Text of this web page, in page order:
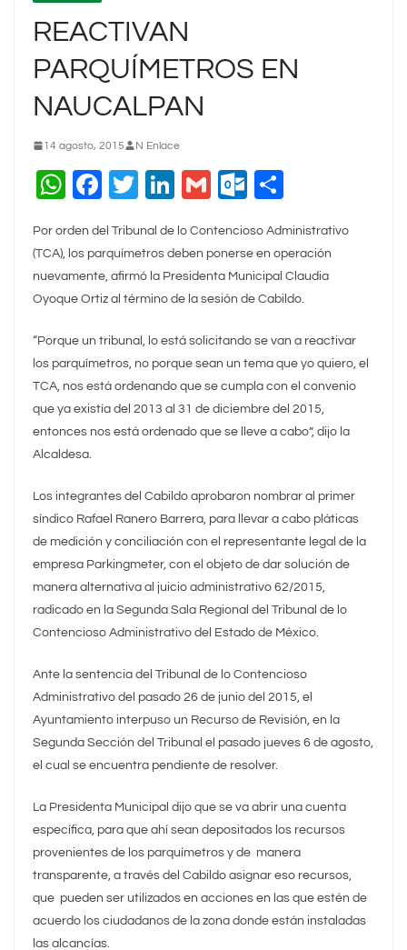
REACTIVAN
PARQUÍMETROS EN
NAUCALPAN
14 agosto, 2015 N Enlace
W
at
s
A
p
F
c
e
b
o
o
k
T
tt
er
Li
k
e
dI
n
G
ai
l
O
lo
o
k.
o
m
m
p
ar
Por orden del Tribunal de lo Contencioso Administrativo
(TCA), los parquímetros deben ponerse en operación
nuevamente, afirmó la Presidenta Municipal Claudia
Oyoque Ortiz al término de la sesión de Cabildo.
“Porque un tribunal, lo está solicitando se van a reactivar
los parquímetros, no porque sean un tema que yo quiero, el
TCA, nos está ordenando que se cumpla con el convenio
que ya existía del 2013 al 31 de diciembre del 2015,
entonces nos está ordenado que se lleve a cabo”, dijo la
Alcaldesa.
Los integrantes del Cabildo aprobaron nombrar al primer
síndico Rafael Ranero Barrera, para llevar a cabo pláticas
de medición y conciliación con el representante legal de la
empresa Parkingmeter, con el objeto de dar solución de
manera alternativa al juicio administrativo 62/2015,
radicado en la Segunda Sala Regional del Tribunal de lo
Contencioso Administrativo del Estado de México.
Ante la sentencia del Tribunal de lo Contencioso
Administrativo del pasado 26 de junio del 2015, el
Ayuntamiento interpuso un Recurso de Revisión, en la
Segunda Sección del Tribunal el pasado jueves 6 de agosto,
el cual se encuentra pendiente de resolver.
La Presidenta Municipal dijo que se va abrir una cuenta
específica, para que ahí sean depositados los recursos
provenientes de los parquímetros y de manera
transparente, a través del Cabildo asignar eso recursos,
que pueden ser utilizados en acciones en las que estén de
acuerdo los ciudadanos de la zona donde están instaladas
las alcancías.